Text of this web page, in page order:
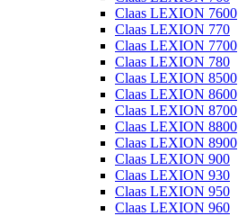
Claas LEXION 7600
Claas LEXION 770
Claas LEXION 7700
Claas LEXION 780
Claas LEXION 8500
Claas LEXION 8600
Claas LEXION 8700
Claas LEXION 8800
Claas LEXION 8900
Claas LEXION 900
Claas LEXION 930
Claas LEXION 950
Claas LEXION 960